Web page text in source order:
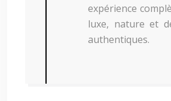
expérience
luxe, nature et
authentiques.